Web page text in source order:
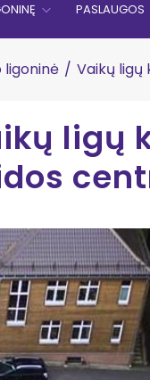
PASLAUGOS
ligoninė / Vaikų ligų
ligų